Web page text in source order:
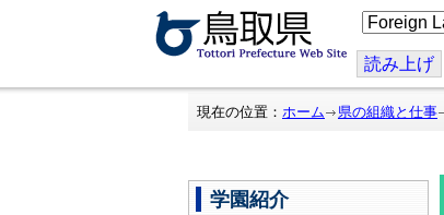
こ
の
ジ
を
翻
読み上げ
現在の位置： ホーム 県の組織と仕事
学園紹介